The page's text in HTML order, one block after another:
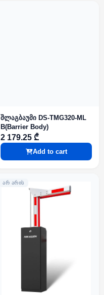
შლაგბაუმი DS-TMG320-ML
B(Barrier Body)
2 179.25 ₾
Add to cart
ᲐᲠ ᲐᲠᲘᲡ